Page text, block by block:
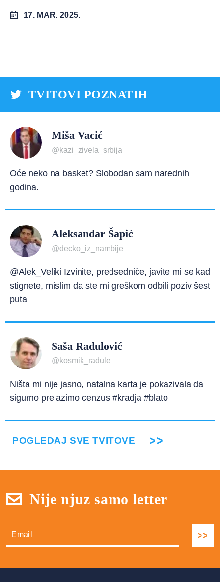
17. MAR. 2025.
TVITOVI POZNATIH
Miša Vacić
@kazi_zivela_srbija
Oće neko na basket? Slobodan sam narednih
godina.
Aleksandar Šapić
@decko_iz_nambije
@Alek_Veliki Izvinite, predsedniče, javite mi se kad
stignete, mislim da ste mi greškom odbili poziv šest
puta
Saša Radulović
@kosmik_radule
Ništa mi nije jasno, natalna karta je pokazivala da
sigurno prelazimo cenzus #kradja #blato
POGLEDAJ SVE TVITOVE
Nije njuz samo letter